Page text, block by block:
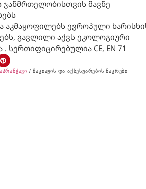
ჯანმრთელობისთვის მავნე
აკმაყოფილებს ევროპული
გავლილი აქვს ეკოლოგიური
სერთიფიცირებულია CE, EN 71
/ მაკიაჟის და აქსესუარების ნაკრები